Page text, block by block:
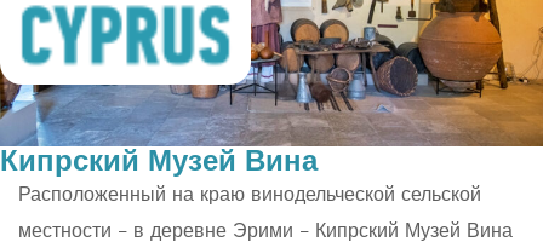
Кипрский Музей Вина
Расположенный на краю винодельческой сельской
местности – в деревне Эрими – Кипрский Музей Вина